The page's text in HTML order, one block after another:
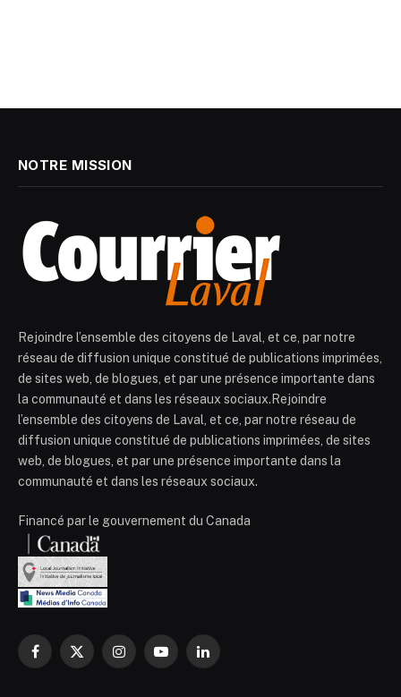
NOTRE MISSION
Rejoindre l’ensemble des citoyens de Laval, et ce, par notre
réseau de diffusion unique constitué de publications imprimées,
de sites web, de blogues, et par une présence importante dans
la communauté et dans les réseaux sociaux.Rejoindre
l’ensemble des citoyens de Laval, et ce, par notre réseau de
diffusion unique constitué de publications imprimées, de sites
web, de blogues, et par une présence importante dans la
communauté et dans les réseaux sociaux.
Financé par le gouvernement du Canada
Facebook
X
InstagramYouTubeLinkedIn